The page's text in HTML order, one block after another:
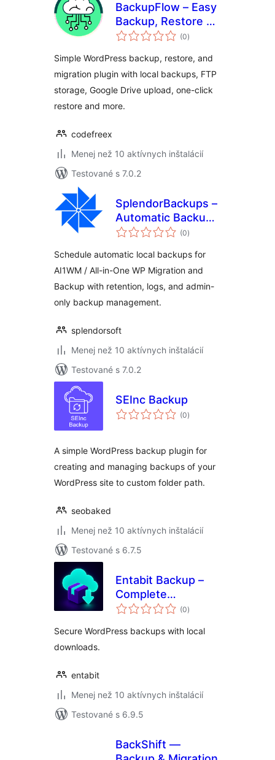
BackupFlow – Easy
Backup, Restore &
Migration
(0celkové
hodnotenie
)
Simple WordPress backup, restore, and
migration plugin with local backups, FTP
storage, Google Drive upload, one-click
restore and more.
codefreex
Menej než 10 aktívnych inštalácií
Testované s 7.0.2
SplendorBackups –
Automatic Backups
for All-in-One WP
Backup
(0celkové
hodnotenie
)
Schedule automatic local backups for
AI1WM / All-in-One WP Migration and
Backup with retention, logs, and admin-
only backup management.
splendorsoft
Menej než 10 aktívnych inštalácií
Testované s 7.0.2
SEInc Backup
(0celkové
hodnotenie
)
A simple WordPress backup plugin for
creating and managing backups of your
WordPress site to custom folder path.
seobaked
Menej než 10 aktívnych inštalácií
Testované s 6.7.5
Entabit Backup –
Complete
WordPress Website
(0celkové
hodnotenie
)
Secure WordPress backups with local
downloads.
entabit
Menej než 10 aktívnych inštalácií
Testované s 6.9.5
BackShift —